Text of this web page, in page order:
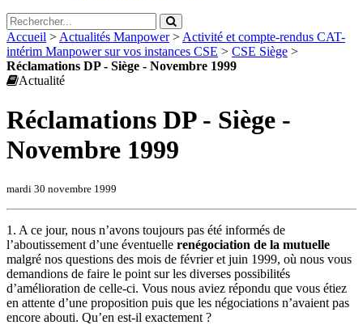
Accueil > Actualités Manpower> Activité et compte-rendus CAT-
intérim Manpower sur vos instances CSE > CSE Siège >
Réclamations DP - Siège - Novembre 1999
Actualité
Réclamations DP - Siège -
Novembre 1999
mardi 30 novembre 1999
1. A ce jour, nous n’avons toujours pas été informés de
l’aboutissement d’une éventuelle renégociation de la mutuelle
malgré nos questions des mois de février et juin 1999, où nous vous
demandions de faire le point sur les diverses possibilités
d’amélioration de celle-ci. Vous nous aviez répondu que vous étiez
en attente d’une proposition puis que les négociations n’avaient pas
encore abouti. Qu’en est-il exactement ?